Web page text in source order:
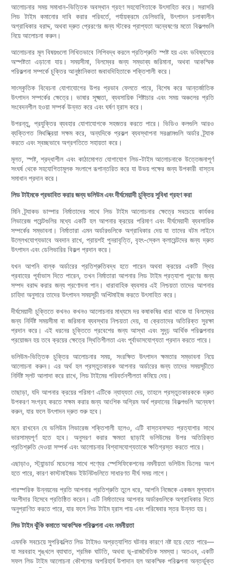
আলোচনার সময় সমাধান-ভিত্তিক অবস্থান গ্রহণ সহযোগিতাকে উৎসাহিত করে। সরাসরি
লিড টাইম কমানোর দাবি করার পরিবর্তে, পর্যায়ক্রমে ডেলিভারি, উৎপাদন চলাকালীন
অগ্রাধিকার বরাদ্দ, অথবা দ্রুত প্রেরণের জন্য স্টকের প্রাপ্যতা অন্বেষণের মতো বিকল্পগুলি
নিয়ে আলোচনা করুন।
আলোচনার মূল বিষয়গুলো লিখিতভাবে লিপিবদ্ধ করলে প্রতিশ্রুতি স্পষ্ট হয় এবং ভবিষ্যতের
অস্পষ্টতা এড়ানো যায়। সময়সীমা, বিলম্বের জন্য সম্ভাব্য জরিমানা, অথবা আকস্মিক
পরিকল্পনা সম্পর্কে চুক্তির আনুষ্ঠানিকতা জবাবদিহিতাকে শক্তিশালী করে।
সাংস্কৃতিক বিবেচনা যোগাযোগের উপর প্রভাব ফেলতে পারে, বিশেষ করে আন্তর্জাতিক
উৎপাদন সম্পর্কের ক্ষেত্রে। ভাষার সূক্ষ্মতা, ব্যবসায়িক শিষ্টাচার এবং সময় অঞ্চলের প্রতি
সংবেদনশীল হওয়া সম্পর্ক উন্নত করে এবং ঘর্ষণ হ্রাস করে।
উপরন্তু, প্রযুক্তির ব্যবহার যোগাযোগকে সহজতর করতে পারে। ভিডিও কলগুলি আরও
ব্যক্তিগত মিথস্ক্রিয়া সক্ষম করে, অন্যদিকে প্রকল্প ব্যবস্থাপনা সরঞ্জামগুলি অর্ডার ট্র্যাক
করতে এবং স্বচ্ছভাবে অগ্রগতিতে সহায়তা করে।
মূলত, স্পষ্ট, শ্রদ্ধাশীল এবং কাঠামোগত যোগাযোগ লিড-টাইম আলোচনাকে উত্তেজনাপূর্ণ
সংঘর্ষ থেকে সহযোগিতামূলক সংলাপে রূপান্তরিত করে যা উভয় পক্ষের জন্য উপকারী বাস্তব
সমাধান প্রদান করে।
লিড টাইমকে প্রভাবিত করার জন্য ভলিউম এবং দীর্ঘমেয়াদী চুক্তির সুবিধা গ্রহণ করা
মিনি ট্র্যাকড ডাম্পার নির্মাতাদের সাথে লিড টাইম আলোচনার ক্ষেত্রে সবচেয়ে কার্যকর
লিভারেজ পয়েন্টগুলির মধ্যে একটি হল আপনার ক্রয়ের পরিমাণ এবং দীর্ঘমেয়াদী ব্যবসায়িক
সম্পর্কের সম্ভাবনা। নির্মাতারা এমন অর্ডারগুলিকে অগ্রাধিকার দেয় যা তাদের বটম লাইনে
উল্লেখযোগ্যভাবে অবদান রাখে, প্রায়শই পুনরাবৃত্তি, বৃহৎ-স্কেল ক্লায়েন্টদের জন্য দ্রুত
উৎপাদন এবং ডেলিভারির বিকল্প প্রদান করে।
যখন আপনি বাল্ক অর্ডারের প্রতিশ্রুতিবদ্ধ হতে পারেন অথবা ক্রয়ের একটি স্থির
প্রবাহের পূর্বাভাস দিতে পারেন, তখন নির্মাতারা আপনার লিড টাইম প্রত্যাশা পূরণের জন্য
সম্পদ বরাদ্দ করার জন্য প্রণোদনা পান। ধারাবাহিক ব্যবসার এই নিশ্চয়তা তাদের আপনার
চাহিদা অনুসারে তাদের উৎপাদন সময়সূচী অপ্টিমাইজ করতে উৎসাহিত করে।
দীর্ঘমেয়াদী চুক্তিতে কখনও কখনও আলোচনার মাধ্যমে দর কষাকষির ধারা থাকে যা বিলম্বের
জন্য নির্দিষ্ট সময়সীমা বা জরিমানা ব্যবস্থার নিশ্চয়তা দেয়, যা ক্রেতাদের অতিরিক্ত সুরক্ষা
প্রদান করে। এই ধরনের চুক্তিতে প্রবেশের জন্য আস্থা এবং সুদৃঢ় আর্থিক পরিকল্পনার
প্রয়োজন হয় তবে ক্রয়ের ক্ষেত্রে স্থিতিশীলতা এবং পূর্বাভাসযোগ্যতা প্রদান করতে পারে।
ভলিউম-ভিত্তিক চুক্তির আলোচনার সময়, সংরক্ষিত উৎপাদন ক্ষমতার সম্ভাবনা নিয়ে
আলোচনা করুন। এর অর্থ হল প্রস্তুতকারক আপনার অর্ডারের জন্য তাদের সময়সূচীতে
নির্দিষ্ট স্লট আলাদা করে রাখে, লিড টাইমের পরিবর্তনশীলতা কমিয়ে দেয়।
তাছাড়া, যদি আপনার ক্রয়ের পরিমাণ এটিকে ন্যায্যতা দেয়, তাহলে প্রস্তুতকারককে দ্রুত
উপকরণ সংগ্রহ করতে সক্ষম করার জন্য আংশিক অগ্রিম অর্থ প্রদানের বিকল্পগুলি অন্বেষণ
করুন, যার ফলে উৎপাদন দ্রুত শুরু হবে।
মনে রাখবেন যে ভলিউম লিভারেজ শক্তিশালী হলেও, এটি বাস্তবসম্মত প্রত্যাশার সাথে
ভারসাম্যপূর্ণ হতে হবে। অনুসরণ করার ক্ষমতা ছাড়াই ভলিউমের উপর অতিরিক্ত
প্রতিশ্রুতি দেওয়া সম্পর্ক এবং আলোচনার বিশ্বাসযোগ্যতাকে ক্ষতিগ্রস্ত করতে পারে।
এছাড়াও, স্ট্যান্ডার্ড মডেলের সাথে পণ্যের স্পেসিফিকেশনের নমনীয়তা ভলিউম ডিলের অংশ
হতে পারে, কারণ কাস্টমাইজড ইউনিটগুলিতে সাধারণত দীর্ঘ সময় লাগে।
পারস্পরিক উন্নয়নের প্রতি আপনার প্রতিশ্রুতি তুলে ধরে, আপনি নিজেকে একজন মূল্যবান
অংশীদার হিসেবে প্রতিষ্ঠিত করেন। এটি নির্মাতাদের আপনার অর্ডারগুলিকে অগ্রাধিকার দিতে
অনুপ্রাণিত করতে পারে, যার ফলে লিড টাইম হ্রাস পায় এবং পরিষেবার স্তর উন্নত হয়।
লিড টাইম ঝুঁকি কমাতে আকস্মিক পরিকল্পনা এবং নমনীয়তা
এমনকি সবচেয়ে সুপরিকল্পিত লিড টাইমও অপ্রত্যাশিত ঘটনার কারণে নষ্ট হয়ে যেতে পারে—
যা সরবরাহ শৃঙ্খলে ব্যাঘাত, শ্রমিক ঘাটতি, অথবা ভূ-রাজনৈতিক সমস্যা। অতএব, একটি
সফল লিড টাইম আলোচনা কৌশলের অপরিহার্য উপাদান হল আকস্মিক পরিকল্পনা অন্তর্ভুক্ত